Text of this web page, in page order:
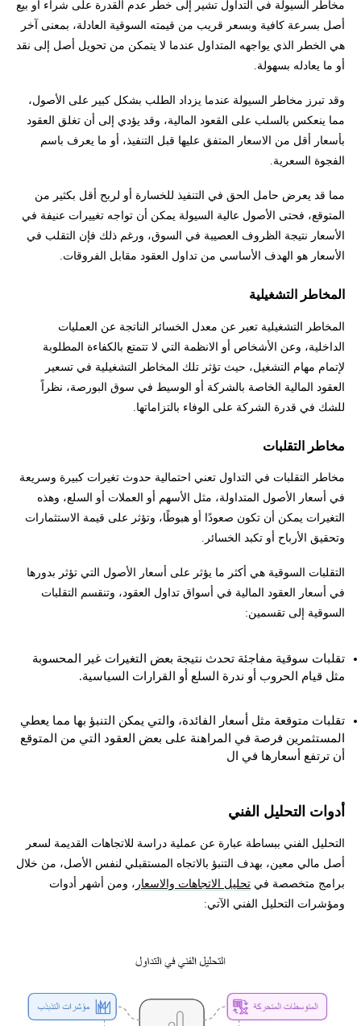
مخاطر السيولة في التداول تشير إلى خطر عدم القدرة على شراء أو بيع
أصل بسرعة كافية وبسعر قريب من قيمته السوقية العادلة، بمعنى آخر
هي الخطر الذي يواجهه المتداول عندما لا يتمكن من تحويل أصل إلى نقد
أو ما يعادله بسهولة.
وقد تبرز مخاطر السيولة عندما يزداد الطلب بشكل كبير على الأصول،
مما ينعكس بالسلب على القعود المالية، وقد يؤدي إلى أن تغلق العقود
بأسعار أقل من الاسعار المتفق عليها قبل التنفيذ، أو ما يعرف باسم
الفجوة السعرية.
مما قد يعرض حامل الحق في التنفيذ للخسارة أو لربح أقل بكثير من
المتوقع، فحتى الأصول عالية السيولة يمكن أن تواجه تغييرات عنيفة في
الأسعار نتيجة الظروف العصيبة في السوق، ورغم ذلك فإن التقلب في
الأسعار هو الهدف الأساسي من تداول العقود مقابل الفروقات.
المخاطر التشغيلية
المخاطر التشغيلية تعبر عن معدل الخسائر الناتجة عن العمليات
الداخلية، وعن الأشخاص أو الانظمة التي لا تتمتع بالكفاءة المطلوبة
لإتمام مهام التشغيل، حيث تؤثر تلك المخاطر التشغيلية في تسعير
العقود المالية الخاصة بالشركة أو الوسيط في سوق البورصة، نظراً
للشك في قدرة الشركة على الوفاء بالتزاماتها.
مخاطر التقلبات
مخاطر التقلبات في التداول تعني احتمالية حدوث تغيرات كبيرة وسريعة
في أسعار الأصول المتداولة، مثل الأسهم أو العملات أو السلع، وهذه
التغيرات يمكن أن تكون صعودًا أو هبوطًا، وتؤثر على قيمة الاستثمارات
وتحقيق الأرباح أو تكبد الخسائر.
التقلبات السوقية هي أكثر ما يؤثر على أسعار الأصول التي تؤثر بدورها
في أسعار العقود المالية في أسواق تداول العقود، وتنقسم التقلبات
السوقية إلى تقسمين:
تقلبات سوقية مفاجئة تحدث نتيجة بعض التغيرات غير المحسوبة
مثل قيام الحروب أو ندرة السلع أو القرارات السياسية.
تقلبات متوقعة مثل أسعار الفائدة، والتي يمكن التنبؤ بها مما يعطي
المستثمرين فرصة في المراهنة على بعض العقود التي من المتوقع
أن ترتفع أسعارها في ال
أدوات التحليل الفني
التحليل الفني ببساطة عبارة عن عملية دراسة للاتجاهات القديمة لسعر
أصل مالي معين، بهدف التنبؤ بالاتجاه المستقبلي لنفس الأصل، من خلال
برامج متخصصة في تحليل الاتجاهات والاسعار ، ومن أشهر أدوات
ومؤشرات التحليل الفني الآتي: